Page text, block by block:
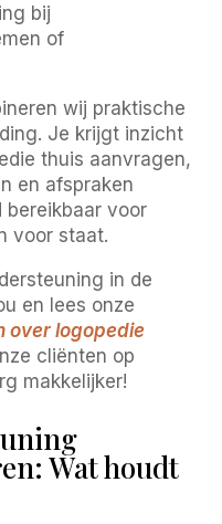
bij
of
wij praktische
Je krijgt inzicht
thuis aanvragen,
en afspraken
bereikbaar voor
voor staat.
in de
en lees onze
over logopedie
cliënten op
makkelijker!
Wat houdt